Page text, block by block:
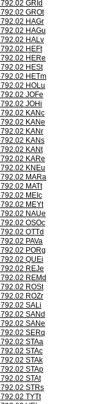
792.02 GRId
792.02 GROt
792.02 HAGr
792.02 HAGu
792.02 HALv
792.02 HEFt
792.02 HERe
792.02 HESt
792.02 HETm
792.02 HOLu
792.02 JOFe
792.02 JOHi
792.02 KANc
792.02 KANe
792.02 KANr
792.02 KANs
792.02 KANt
792.02 KARe
792.02 KNEu
792.02 MARa
792.02 MATt
792.02 MEIc
792.02 MEYt
792.02 NAUe
792.02 OSOc
792.02 OTTd
792.02 PAVa
792.02 PORg
792.02 QUEi
792.02 REJe
792.02 REMd
792.02 ROSt
792.02 ROZr
792.02 SALi
792.02 SANd
792.02 SANe
792.02 SERq
792.02 STAa
792.02 STAc
792.02 STAk
792.02 STAp
792.02 STAt
792.02 STRs
792.02 TYTt